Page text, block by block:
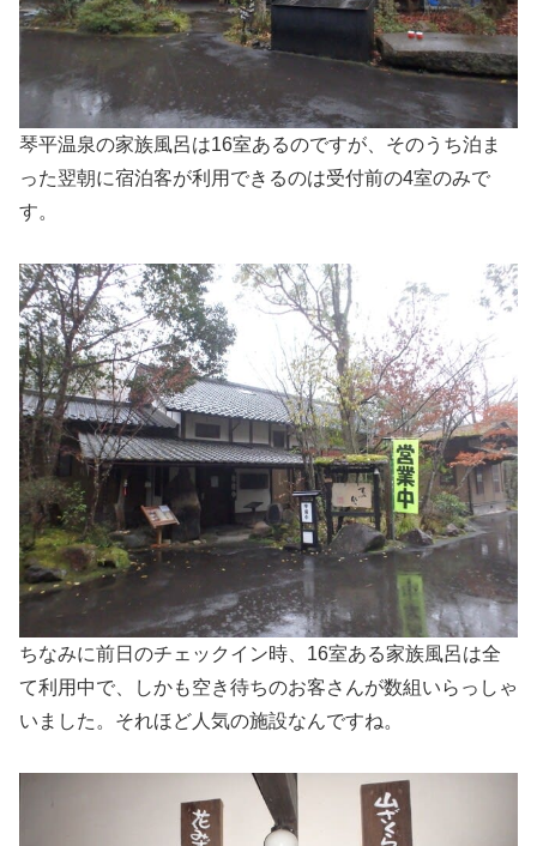
琴平温泉の家族風呂は16室あるのですが、そのうち泊ま
った翌朝に宿泊客が利用できるのは受付前の4室のみで
す。
ちなみに前日のチェックイン時、16室ある家族風呂は全
て利用中で、しかも空き待ちのお客さんが数組いらっしゃ
いました。それほど人気の施設なんですね。